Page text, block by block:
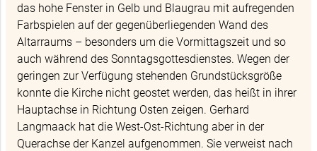
das hohe Fenster in Gelb und Blaugrau mit aufregenden
Farbspielen auf der gegenüberliegenden Wand des
Altarraums – besonders um die Vormittagszeit und so
auch während des Sonntagsgottesdienstes. Wegen der
geringen zur Verfügung stehenden Grundstücksgröße
konnte die Kirche nicht geostet werden, das heißt in ihrer
Hauptachse in Richtung Osten zeigen. Gerhard
Langmaack hat die West-Ost-Richtung aber in der
Querachse der Kanzel aufgenommen. Sie verweist nach